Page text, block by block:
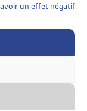
un effet négatif
2010